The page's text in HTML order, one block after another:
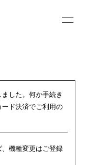
した。何か手続き
ド決済でご利用の
機種変更はご登録